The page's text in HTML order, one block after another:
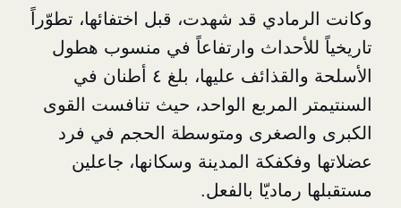
قد شهدت، قبل اختفائها، تطوّراً
وارتفاعاً في منسوب هطول
الأسلحة والقذائف عليها، بلغ ٤ أطنان في
المربع الواحد، حيث تنافست القوى
ومتوسطة الحجم في فرد
المدينة وسكانها، جاعلين
بالفعل.